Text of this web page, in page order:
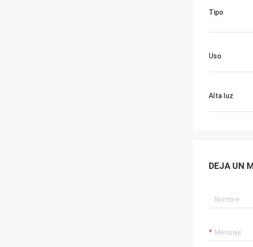
Tipo
Uso
Alta luz
DEJA UN